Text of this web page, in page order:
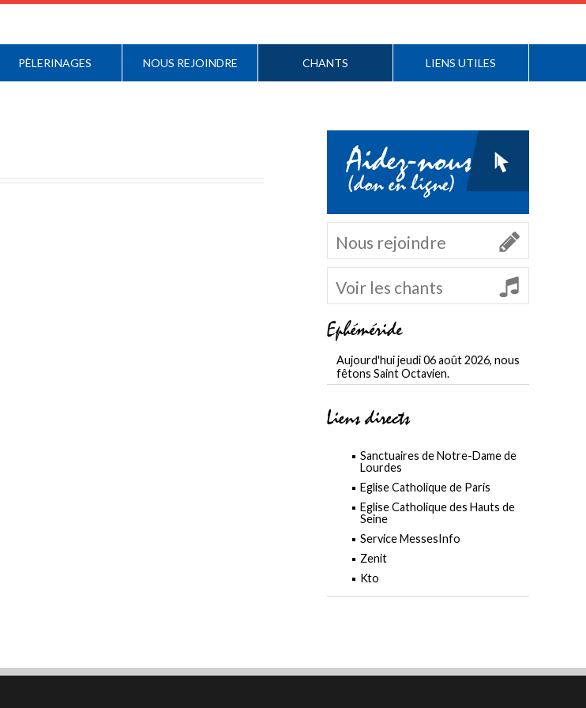
PÈLERINAGES NOUS REJOINDRE CHANTS LIENS UTILES
Aidez-nous
(don en ligne)
Nous rejoindre
Voir les chants
Ephéméride
Aujourd'hui jeudi 06 août 2026, nous
fêtons Saint Octavien.
Liens directs
Sanctuaires de Notre-Dame de
Lourdes
Eglise Catholique de Paris
Eglise Catholique des Hauts de
Seine
Service MessesInfo
Zenit
Kto